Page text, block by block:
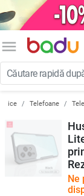
menu
Telefoane
Ne